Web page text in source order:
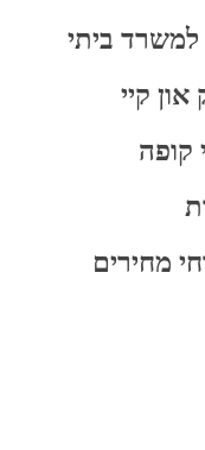
ביתי
און קיי
קופה
מחירים